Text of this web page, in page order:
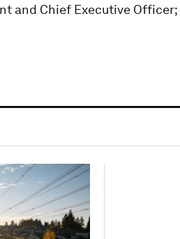
and Chief Executive